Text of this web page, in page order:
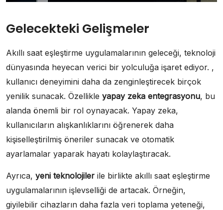
Gelecekteki Gelişmeler
Akıllı saat eşleştirme uygulamalarının geleceği, teknoloji
dünyasında heyecan verici bir yolculuğa işaret ediyor. ,
kullanıcı deneyimini daha da zenginleştirecek birçok
yenilik sunacak. Özellikle yapay zeka entegrasyonu, bu
alanda önemli bir rol oynayacak. Yapay zeka,
kullanıcıların alışkanlıklarını öğrenerek daha
kişiselleştirilmiş öneriler sunacak ve otomatik
ayarlamalar yaparak hayatı kolaylaştıracak.
Ayrıca, yeni teknolojiler ile birlikte akıllı saat eşleştirme
uygulamalarının işlevselliği de artacak. Örneğin,
giyilebilir cihazların daha fazla veri toplama yeteneği,